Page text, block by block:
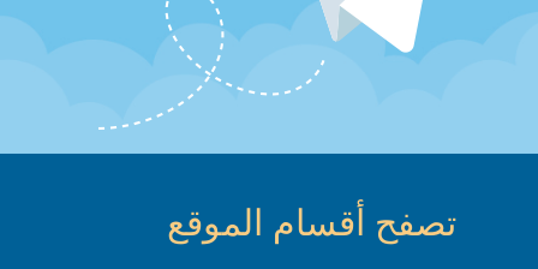
تصفح أقسام الموقع